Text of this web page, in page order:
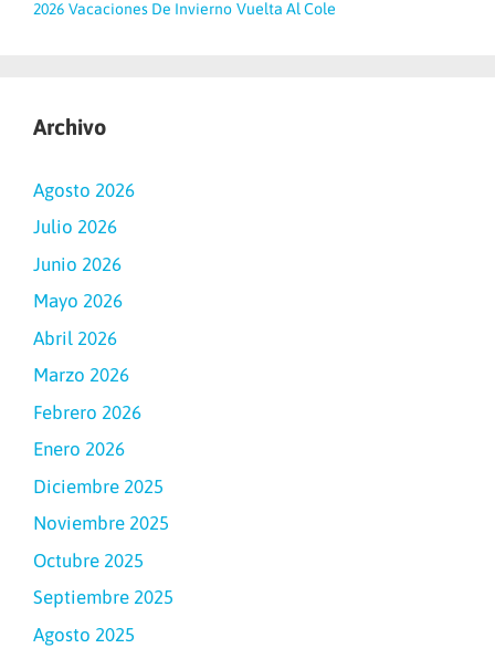
2026 Vacaciones De Invierno Vuelta Al Cole
Archivo
Agosto 2026
Julio 2026
Junio 2026
Mayo 2026
Abril 2026
Marzo 2026
Febrero 2026
Enero 2026
Diciembre 2025
Noviembre 2025
Octubre 2025
Septiembre 2025
Agosto 2025